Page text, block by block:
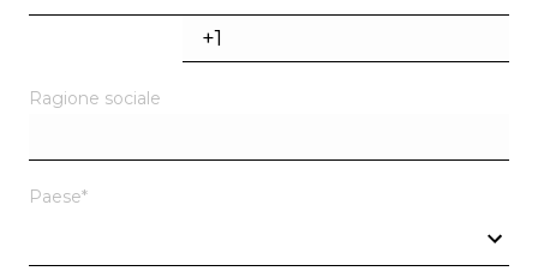
Ragione sociale
Paese*